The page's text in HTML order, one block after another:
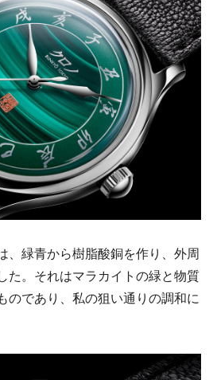
、緑青から樹脂酸銅を作り、外周
た。それはマラカイトの緑と物質
のであり、私の狙い通りの調和に